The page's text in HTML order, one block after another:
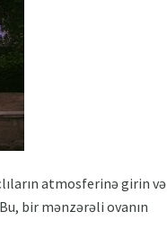
atmosferinə girin və
bir mənzərəli ovanın